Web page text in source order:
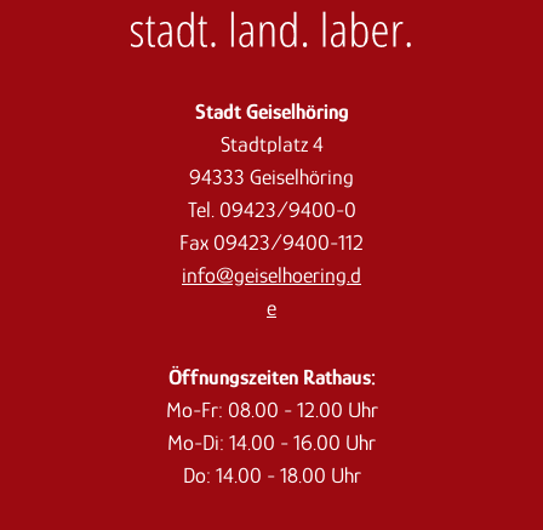
Stadt Geiselhöring
Stadtplatz 4
94333 Geiselhöring
Tel. 09423/9400-0
Fax 09423/9400-112
info@geiselhoering.d
e
Öffnungszeiten Rathaus:
Mo-Fr: 08.00 - 12.00 Uhr
Mo-Di: 14.00 - 16.00 Uhr
Do: 14.00 - 18.00 Uhr